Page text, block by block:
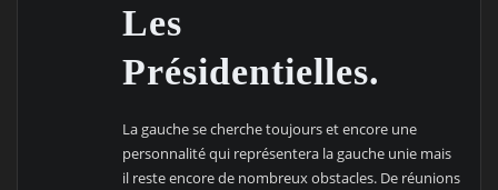
Les
Présidentielles.
La gauche se cherche toujours et encore une
personnalité qui représentera la gauche unie mais
il reste encore de nombreux obstacles. De réunions